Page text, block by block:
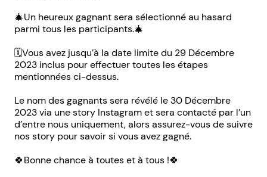
🎄Un heureux gagnant sera sélectionné au hasard
parmi tous les participants.🎄
🗓️Vous avez jusqu’à la date limite du 29 Décembre
2023 inclus pour effectuer toutes les étapes
mentionnées ci-dessus.
Le nom des gagnants sera révélé le 30 Décembre
2023 via une story Instagram et sera contacté par l’un
d’entre nous uniquement, alors assurez-vous de suivre
nos story pour savoir si vous avez gagné.
🍀Bonne chance à toutes et à tous !🍀